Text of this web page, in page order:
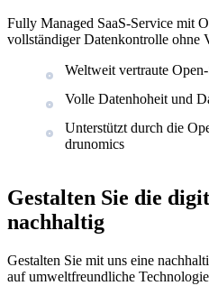
Fully Managed SaaS-Service mit
vollständiger Datenkontrolle ohne
Weltweit vertraute
Volle Datenhoheit und
Unterstützt durch die
drunomics
Gestalten Sie die
nachhaltig
Gestalten Sie mit uns eine
auf umweltfreundliche